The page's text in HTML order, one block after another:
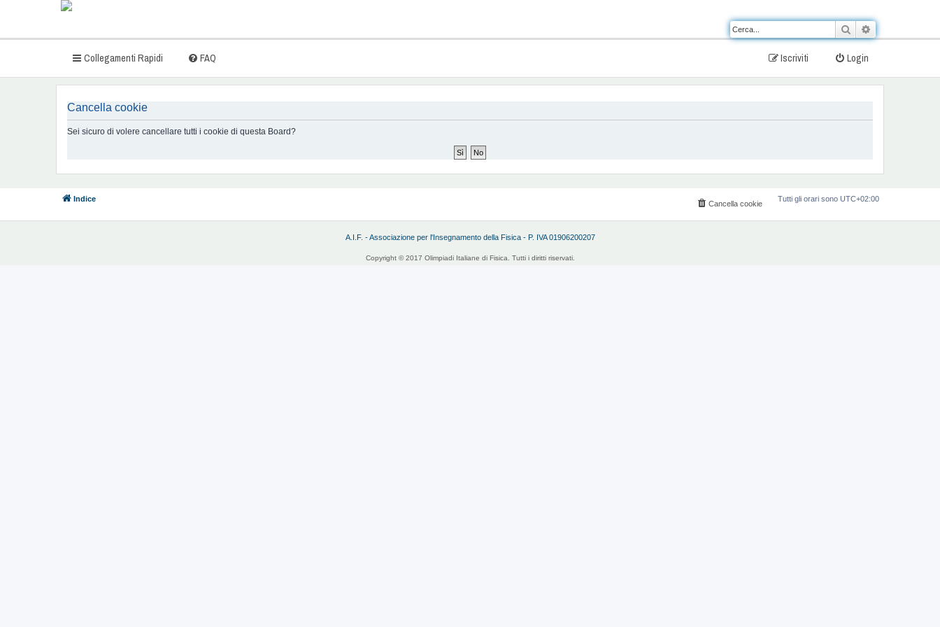
Cerca
Collegamenti Rapidi FAQ Login
Iscriviti
Cancella cookie
Sei sicuro di volere cancellare tutti i cookie di questa Board?
Indice Tutti gli orari sono UTC+02:00
Cancella cookie
A.I.F. - Associazione per l'Insegnamento della Fisica - P. IVA 01906200207
Copyright © 2017 Olimpiadi Italiane di Fisica. Tutti i diritti riservati.